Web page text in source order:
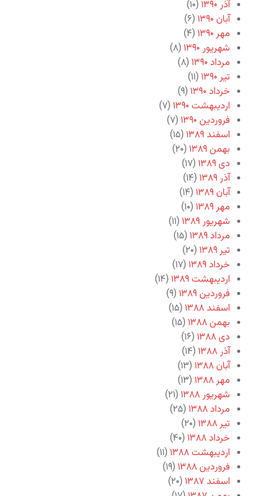
آذر ۱۳۹۰
(۱۰)
آبان ۱۳۹۰
(۶)
مهر ۱۳۹۰
(۴)
شهریور ۱۳۹۰
(۸)
مرداد ۱۳۹۰
(۸)
تیر ۱۳۹۰
(۱۱)
خرداد ۱۳۹۰
(۹)
اردیبهشت ۱۳۹۰
(۷)
فروردین ۱۳۹۰
(۷)
اسفند ۱۳۸۹
(۱۵)
بهمن ۱۳۸۹
(۲۰)
دی ۱۳۸۹
(۱۷)
آذر ۱۳۸۹
(۱۴)
آبان ۱۳۸۹
(۱۴)
مهر ۱۳۸۹
(۱۰)
شهریور ۱۳۸۹
(۱۱)
مرداد ۱۳۸۹
(۱۵)
تیر ۱۳۸۹
(۲۰)
خرداد ۱۳۸۹
(۱۷)
اردیبهشت ۱۳۸۹
(۱۴)
فروردین ۱۳۸۹
(۹)
اسفند ۱۳۸۸
(۱۵)
بهمن ۱۳۸۸
(۱۵)
دی ۱۳۸۸
(۱۶)
آذر ۱۳۸۸
(۱۴)
آبان ۱۳۸۸
(۱۳)
مهر ۱۳۸۸
(۱۳)
شهریور ۱۳۸۸
(۲۱)
مرداد ۱۳۸۸
(۲۵)
تیر ۱۳۸۸
(۲۰)
خرداد ۱۳۸۸
(۴۰)
اردیبهشت ۱۳۸۸
(۱۱)
فروردین ۱۳۸۸
(۱۹)
اسفند ۱۳۸۷
(۲۰)